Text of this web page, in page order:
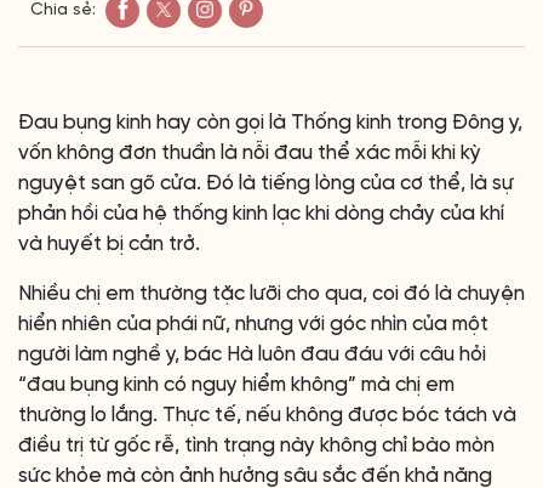
Chia sẻ:
Đau bụng kinh hay còn gọi là Thống kinh trong Đông y,
vốn không đơn thuần là nỗi đau thể xác mỗi khi kỳ
nguyệt san gõ cửa. Đó là tiếng lòng của cơ thể, là sự
phản hồi của hệ thống kinh lạc khi dòng chảy của khí
và huyết bị cản trở.
Nhiều chị em thường tặc lưỡi cho qua, coi đó là chuyện
hiển nhiên của phái nữ, nhưng với góc nhìn của một
người làm nghề y, bác Hà luôn đau đáu với câu hỏi
“đau bụng kinh có nguy hiểm không” mà chị em
thường lo lắng. Thực tế, nếu không được bóc tách và
điều trị từ gốc rễ, tình trạng này không chỉ bào mòn
sức khỏe mà còn ảnh hưởng sâu sắc đến khả năng